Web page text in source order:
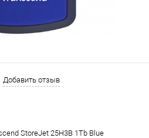
Добавить отзыв
StoreJet 25H3B 1Tb Blue